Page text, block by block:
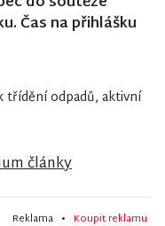
Čas na přihlášku
třídění odpadů, aktivní
články
Reklama • Koupit reklamu